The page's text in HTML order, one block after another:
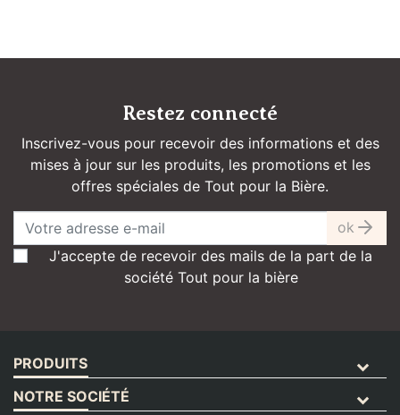
Restez connecté
Inscrivez-vous pour recevoir des informations et des
mises à jour sur les produits, les promotions et les
offres spéciales de Tout pour la Bière.
ok
J'accepte de recevoir des mails de la part de la
société Tout pour la bière
PRODUITS
NOTRE SOCIÉTÉ